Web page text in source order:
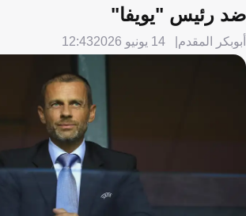
ضد رئيس "يويفا"
أبوبكر المقدم 14 يونيو 2026 12:43